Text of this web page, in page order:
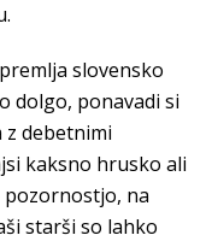
slovensko
dolgo, ponavadi si
z debetnimi
kaksno hrusko ali
pozornostjo, na
starši so lahko